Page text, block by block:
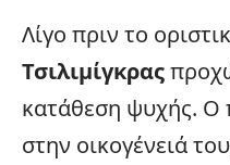
Λίγο πριν το
Τσιλιμίγκρας
κατάθεση ψυχής. Ο
στην οικογένειά